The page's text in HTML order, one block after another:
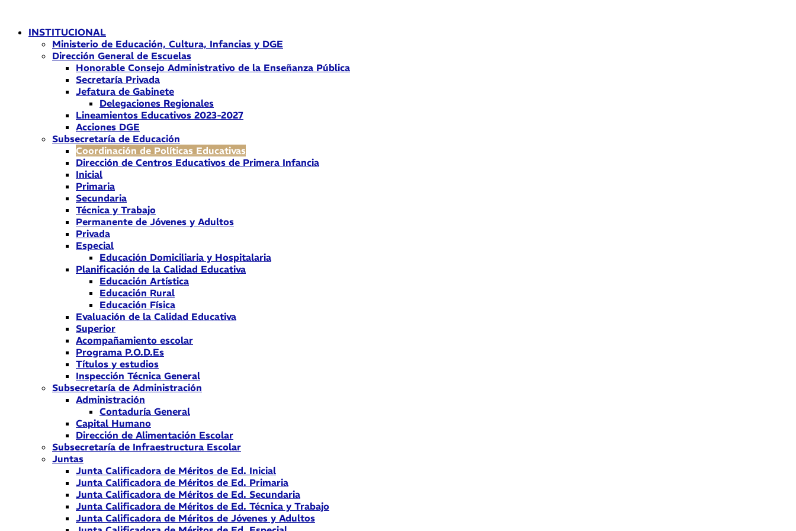
contenidoINSTITUCIONAL
Ministerio de Educación, Cultura, Infancias y DGE
Dirección General de Escuelas
Honorable Consejo Administrativo de la Enseñanza Pública
Secretaría Privada
Jefatura de Gabinete
Delegaciones Regionales
Lineamientos Educativos 2023-2027
Acciones DGE
Subsecretaría de Educación
Coordinación de Políticas Educativas
Dirección de Centros Educativos de Primera Infancia
Inicial
Primaria
Secundaria
Técnica y Trabajo
Permanente de Jóvenes y Adultos
Privada
Especial
Educación Domiciliaria y Hospitalaria
Planificación de la Calidad Educativa
Educación Artística
Educación Rural
Educación Física
Evaluación de la Calidad Educativa
Superior
Acompañamiento escolar
Programa P.O.D.Es
Títulos y estudios
Inspección Técnica General
Subsecretaría de Administración
Administración
Contaduría General
Capital Humano
Dirección de Alimentación Escolar
Subsecretaría de Infraestructura Escolar
Juntas
Junta Calificadora de Méritos de Ed. Inicial
Junta Calificadora de Méritos de Ed. Primaria
Junta Calificadora de Méritos de Ed. Secundaria
Junta Calificadora de Méritos de Ed. Técnica y Trabajo
Junta Calificadora de Méritos de Jóvenes y Adultos